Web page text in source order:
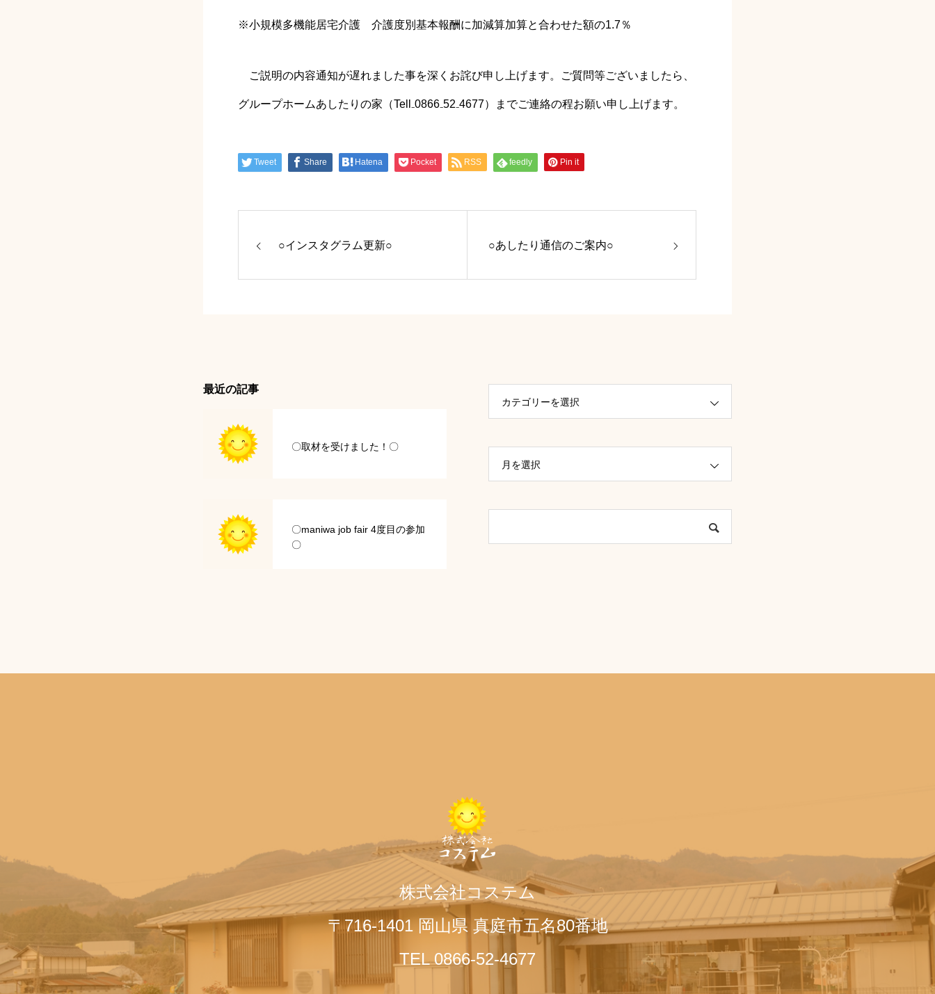
※小規模多機能居宅介護 介護度別基本報酬に加減算加算と合わせた額の1.7％
ご説明の内容通知が遅れました事を深くお詫び申し上げます。ご質問等ございましたら、
グループホームあしたりの家（Tell₋0866₋52₋4677）までご連絡の程お願い申し上げます。
Tweet Share Hatena Pocket RSS feedly Pin it
○インスタグラム更新○ ○あしたり通信のご案内○
最近の記事
〇取材を受けました！〇
〇maniwa job fair 4度目の参加
〇
カテゴリーを選択
月を選択
株式会社コステム
〒716-1401 岡山県 真庭市五名80番地
TEL 0866-52-4677